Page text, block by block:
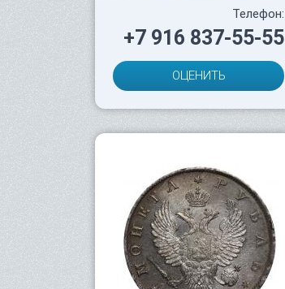
Телефон:
+7 916 837-55-55
ОЦЕНИТЬ